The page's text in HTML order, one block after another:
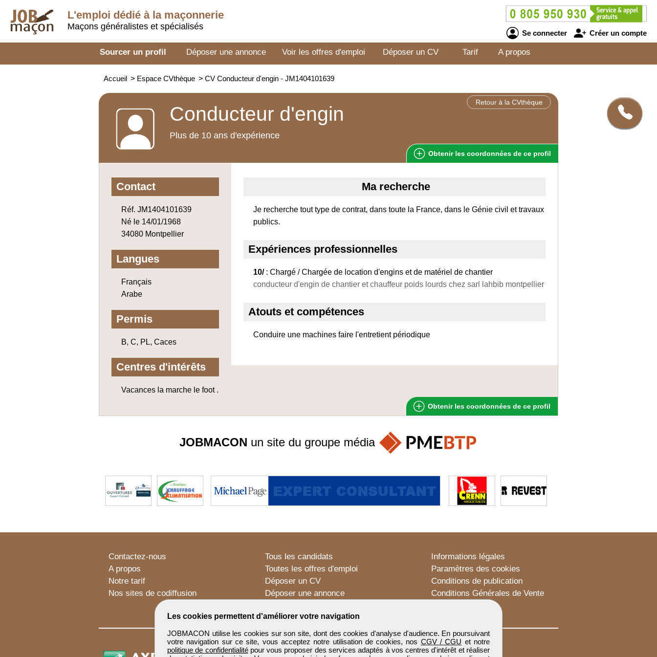
L'emploi dédié à la maçonnerie
Maçons généralistes et spécialisés
Se connecter Créer un compte
Sourcer un profil Déposer une annonce Voir les offres d'emploi Déposer un CV Tarif A propos
Accueil > Espace CVthèque > CV Conducteur d'engin - JM1404101639
Retour à la CVthèque
Conducteur d'engin
Plus de 10 ans d'expérience
Obtenir les coordonnées de ce profil
Contact
Réf. JM1404101639
Né le 14/01/1968
34080 Montpellier
Langues
Français
Arabe
Permis
B, C, PL, Caces
Centres d'intérêts
Vacances la marche le foot .
Ma recherche
Je recherche tout type de contrat, dans toute la France, dans le Génie civil et travaux
publics.
Expériences professionnelles
10/: Chargé / Chargée de location d'engins et de matériel de chantier
conducteur d'engin de chantier et chauffeur poids lourds chez sarl lahbib montpellier
Atouts et compétences
Conduire une machines faire l'entretient périodique
Obtenir les coordonnées de ce profil
Les cookies permettent d'améliorer votre navigation
JOBMACON utilise les cookies sur son site, dont des cookies d'analyse d'audience. En poursuivant
votre navigation sur ce site, vous acceptez notre utilisation de cookies, nos CGV / CGU et notre
politique de confidentialitépour vous proposer des services adaptés à vos centres d'intérêt et réaliser
JOBMACON un site du groupe média
Contactez-nous
A propos
Notre tarif
Nos sites de codiffusion
Tous les candidats
Toutes les offres d'emploi
Déposer un CV
Déposer une annonce
Informations légales
Paramètres des cookies
Conditions de publication
Conditions Générales de Vente